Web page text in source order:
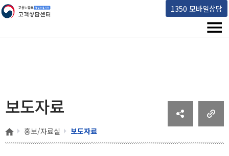
1350 모바일상담
고용노동부 책임운영기관 고객상담센터
메
보도자료
홈 홍보/자료실 보도자료